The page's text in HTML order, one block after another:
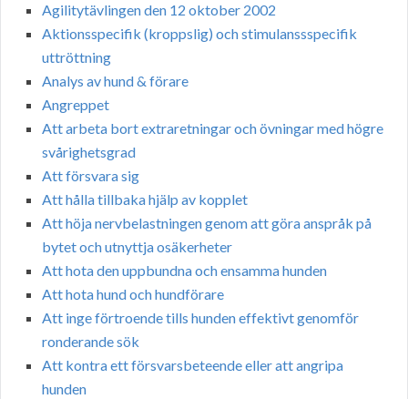
Agilitytävlingen den 12 oktober 2002
Aktionsspecifik (kroppslig) och stimulanssspecifik
uttröttning
Analys av hund & förare
Angreppet
Att arbeta bort extraretningar och övningar med högre
svårighetsgrad
Att försvara sig
Att hålla tillbaka hjälp av kopplet
Att höja nervbelastningen genom att göra anspråk på
bytet och utnyttja osäkerheter
Att hota den uppbundna och ensamma hunden
Att hota hund och hundförare
Att inge förtroende tills hunden effektivt genomför
ronderande sök
Att kontra ett försvarsbeteende eller att angripa
hunden